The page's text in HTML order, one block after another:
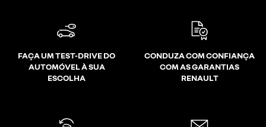
FAÇA UM TEST-DRIVE DO
AUTOMÓVEL À SUA
ESCOLHA
CONDUZA COM CONFIANÇA
COM AS GARANTIAS
RENAULT